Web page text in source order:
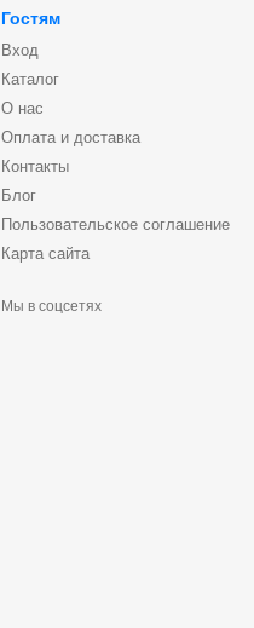
Гостям
Вход
Каталог
О нас
Оплата и доставка
Контакты
Блог
Пользовательское соглашение
Карта сайта
Мы в соцсетях